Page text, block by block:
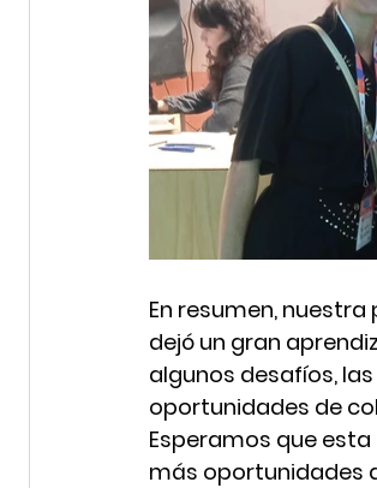
En resumen, nuestra
dejó un gran
algunos desafíos,
oportunidades de
Esperamos que
más oportunidades